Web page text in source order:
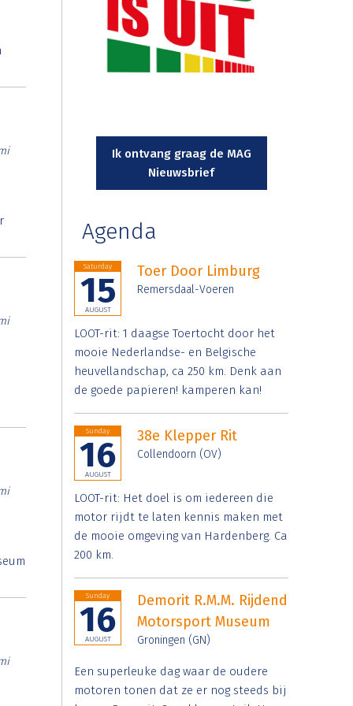
Ik ontvang graag de MAG
Nieuwsbrief
Agenda
Saturday
15
AUGUST
Toer Door Limburg
Remersdaal-Voeren
LOOT-rit: 1 daagse Toertocht door het
mooie Nederlandse- en Belgische
heuvellandschap, ca 250 km. Denk aan
de goede papieren! kamperen kan!
Sunday
16
AUGUST
38e Klepper Rit
Collendoorn (OV)
LOOT-rit: Het doel is om iedereen die
motor rijdt te laten kennis maken met
de mooie omgeving van Hardenberg. Ca
200 km.
Sunday
16
AUGUST
Demorit R.M.M. Rijdend
Motorsport Museum
Groningen (GN)
Een superleuke dag waar de oudere
motoren tonen dat ze er nog steeds bij